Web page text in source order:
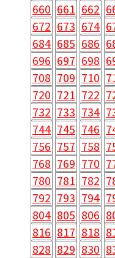
660 661 662
672 673 674
684 685 686
696 697 698
708 709 710
720 721 722
732 733 734
744 745 746
756 757 758
768 769 770
780 781 782
792 793 794
804 805 806
816 817 818
828 829 830